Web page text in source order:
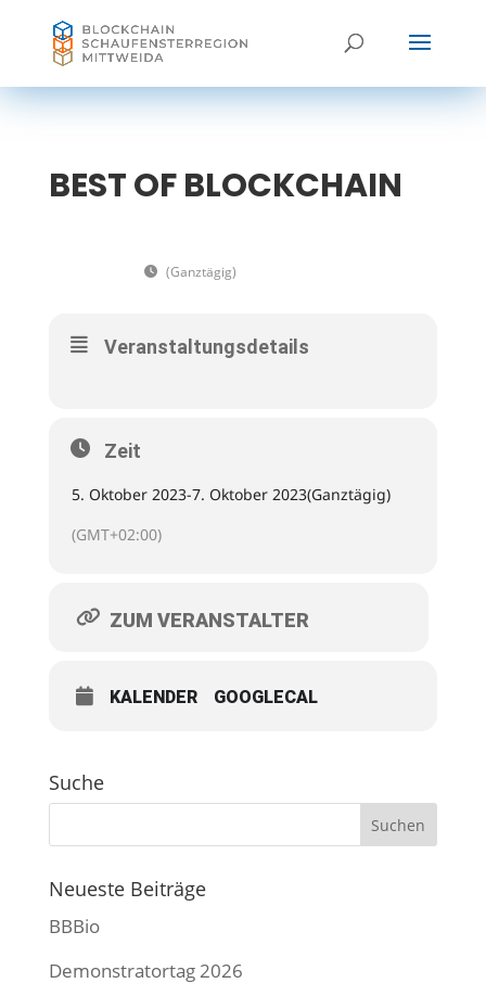
BEST OF BLOCKCHAIN
(Ganztägig)
Veranstaltungsdetails
Zeit
5. Oktober 2023-7. Oktober 2023(Ganztägig)
(GMT+02:00)
ZUM VERANSTALTER
KALENDER GOOGLECAL
Suche
Neueste Beiträge
BBBio
Demonstratortag 2026